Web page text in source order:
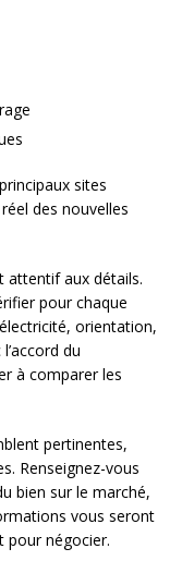
sites
des nouvelles
attentif aux détails.
pour chaque
orientation,
du
à comparer les
pertinentes,
Renseignez-vous
bien sur le marché,
vous seront
pour négocier.